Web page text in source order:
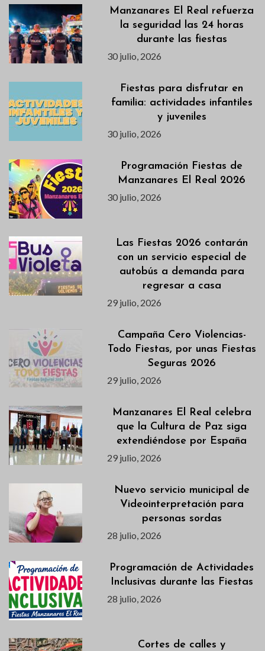
Manzanares El Real refuerza
la seguridad las 24 horas
durante las fiestas
30 julio, 2026
Fiestas para disfrutar en
familia: actividades infantiles
y juveniles
30 julio, 2026
Programación Fiestas de
Manzanares El Real 2026
30 julio, 2026
Las Fiestas 2026 contarán
con un servicio especial de
autobús a demanda para
regresar a casa
29 julio, 2026
Campaña Cero Violencias-
Todo Fiestas, por unas Fiestas
Seguras 2026
29 julio, 2026
Manzanares El Real celebra
que la Cultura de Paz siga
extendiéndose por España
29 julio, 2026
Nuevo servicio municipal de
Videointerpretación para
personas sordas
28 julio, 2026
Programación de Actividades
Inclusivas durante las Fiestas
28 julio, 2026
Cortes de calles y